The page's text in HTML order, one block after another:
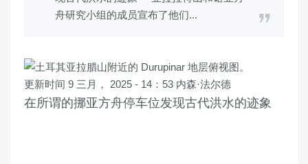
舟研究小组的成员宣布了他们...
更新时间 9 三月， 2025 - 14：53 内森·法尔德
在所谓的挪亚方舟停车位发现古代洪水的迹象